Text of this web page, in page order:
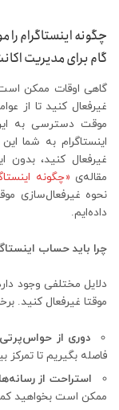
چگونه اینستاگرام را
گام برای مدیریت
گاهی اوقات ممکن
غیرفعال کنید تا از
موقت دسترسی به
اینستاگرام به شما
غیرفعال کنید،
مقاله‌ی «چگونه
نحوه غیرفعال‌سازی
داده‌ایم.
چرا باید حساب
دلایل مختلفی وجود
موقتا غیرفعال کنید.
دوری از
فاصله بگیریم تا
استراحت از
ممکن است بخواهید